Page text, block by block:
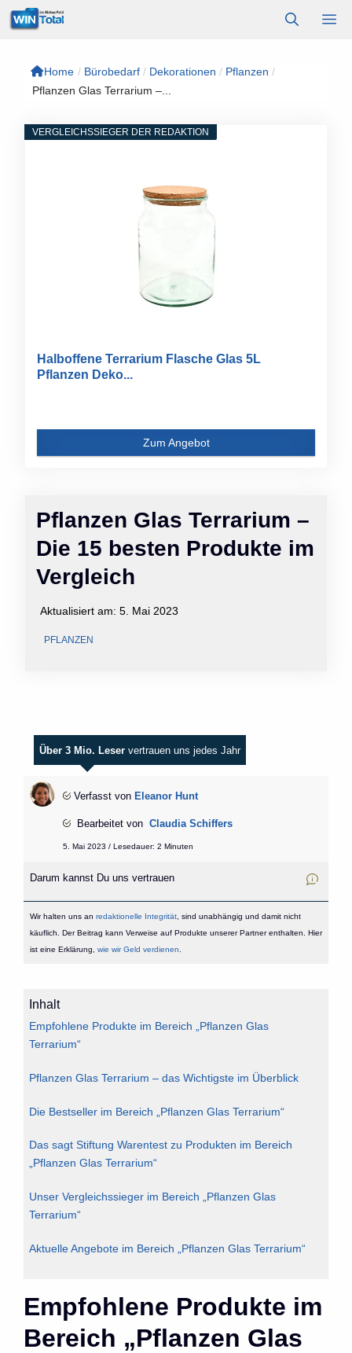
Zum
Inhalt
Home / Bürobedarf / Dekorationen / Pflanzen /
Pflanzen Glas Terrarium –...
Pflanzen Glas Terrarium –
Die 15 besten Produkte im
Vergleich
Aktualisiert am: 5. Mai 2023
PFLANZEN
VERGLEICHSSIEGER DER REDAKTION
Halboffene Terrarium Flasche Glas 5L
Pflanzen Deko...
Zum Angebot
Über 3 Mio. Leser vertrauen uns jedes Jahr
Verfasst von Eleanor Hunt
Bearbeitet von Claudia Schiffers
5. Mai 2023 / Lesedauer: 2 Minuten
Darum kannst Du uns vertrauen
Wir halten uns an redaktionelle Integrität, sind unabhängig und damit nicht
käuflich. Der Beitrag kann Verweise auf Produkte unserer Partner enthalten. Hier
ist eine Erklärung, wie wir Geld verdienen
Inhalt
Empfohlene Produkte im Bereich „Pflanzen Glas
Terrarium“
Pflanzen Glas Terrarium – das Wichtigste im Überblick
Die Bestseller im Bereich „Pflanzen Glas Terrarium“
Das sagt Stiftung Warentest zu Produkten im Bereich
„Pflanzen Glas Terrarium“
Unser Vergleichssieger im Bereich „Pflanzen Glas
Terrarium“
Aktuelle Angebote im Bereich „Pflanzen Glas Terrarium“
Empfohlene Produkte im
Bereich „Pflanzen Glas